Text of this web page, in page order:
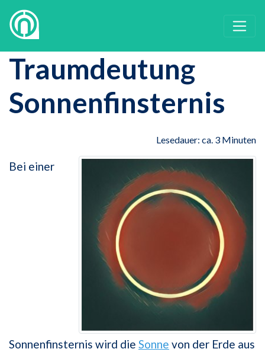
Traumdeutung
Sonnenfinsternis
Lesedauer: ca. 3 Minuten
Bei einer
Sonnenfinsternis wird die Sonne von der Erde aus